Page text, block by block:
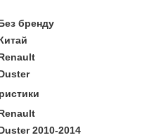
бренду
2010-2014